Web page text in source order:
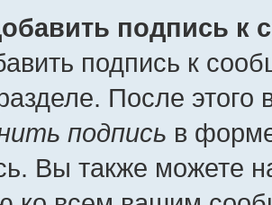
подпись к
подпись к
После
подпись в
Вы также можете